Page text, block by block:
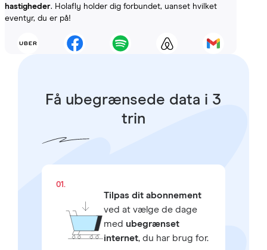
hastigheder. Holafly holder dig forbundet, uanset hvilket
eventyr, du er på!
Få ubegrænsede data i 3
trin
01.
Tilpas dit abonnement
ved at vælge de dage
med ubegrænset
internet, du har brug for.